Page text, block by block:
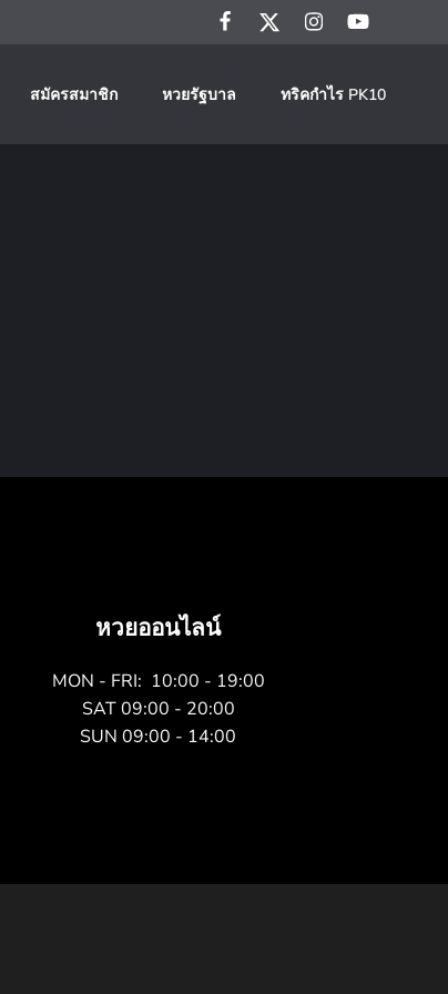
สมัครสมาชิก หวยรัฐบาล ทริคกำไร PK10
หวยออนไลน์
MON - FRI: 10:00 - 19:00
SAT 09:00 - 20:00
SUN 09:00 - 14:00